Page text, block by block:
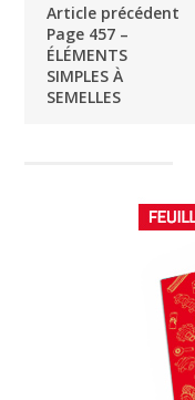
Article précédent
Page 457 –
ÉLÉMENTS
SIMPLES À
SEMELLES